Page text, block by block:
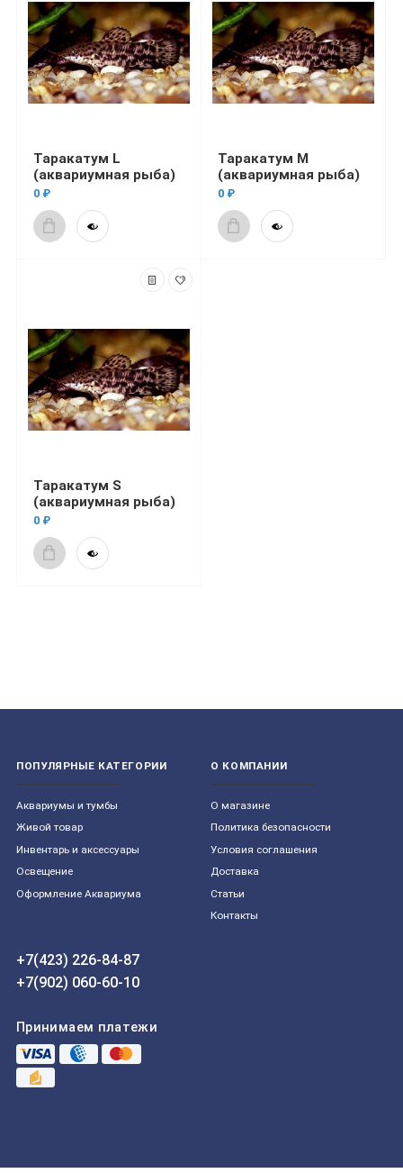
Таракатум L
(аквариумная рыба)
0 ₽
Таракатум M
(аквариумная рыба)
0 ₽
Таракатум S
(аквариумная рыба)
0 ₽
ПОПУЛЯРНЫЕ КАТЕГОРИИ
Aквариумы и тумбы
Живой товар
Инвентарь и аксессуары
Освещение
Оформление Аквариума
О КОМПАНИИ
О магазине
Политика безопасности
Условия соглашения
Доставка
Статьи
Контакты
+7(423) 226-84-87
+7(902) 060-60-10
Принимаем платежи